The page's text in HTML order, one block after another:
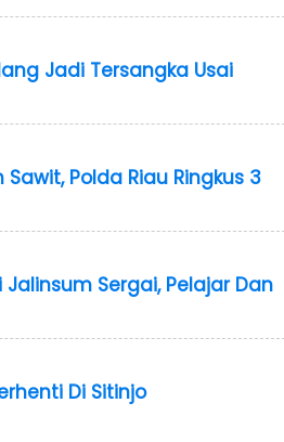
Jadi Tersangka Usai
Polda Riau Ringkus 3
Sergai, Pelajar Dan
Di Sitinjo